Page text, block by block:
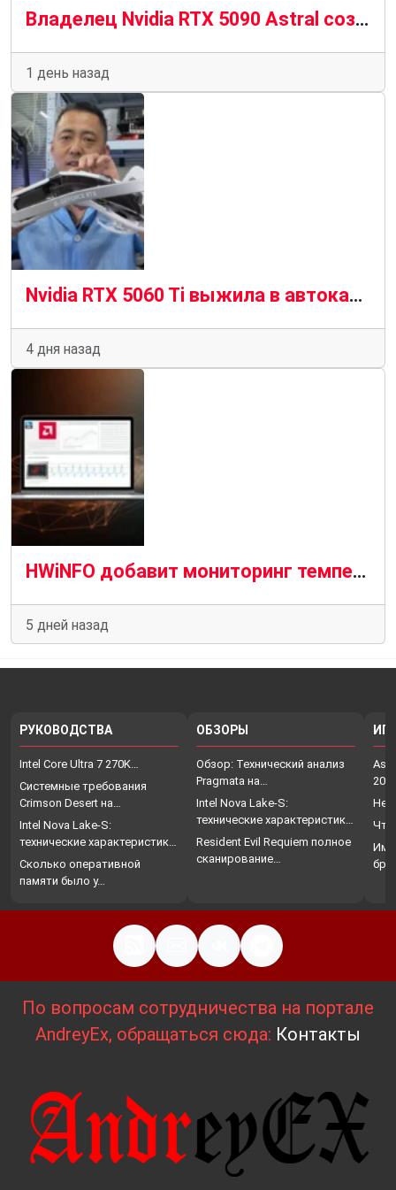
Владелец Nvidia RTX 5090 Astral создает инструмент для выключения ПК до того, как сгорит кабель 12 В-2×6
1 день назад
Nvidia RTX 5060 Ti выжила в автокатастрофе и выжила, чтобы рассказать об этом
4 дня назад
HWiNFO добавит мониторинг температуры VRAM на кристалле для графических процессоров AMD и Nvidia
5 дней назад
РУКОВОДСТВА
Intel Core Ultra 7 270K…
Системные требования
Crimson Desert на…
Intel Nova Lake-S:
технические характеристики,
…
Сколько оперативной
памяти было у…
ОБЗОРЫ
Обзор: Технический анализ
Pragmata на…
Intel Nova Lake-S:
технические характеристики,
…
Resident Evil Requiem полное
сканирование…
Что
По вопросам сотрудничества на портале
AndreyEx, обращаться сюда: Контакты